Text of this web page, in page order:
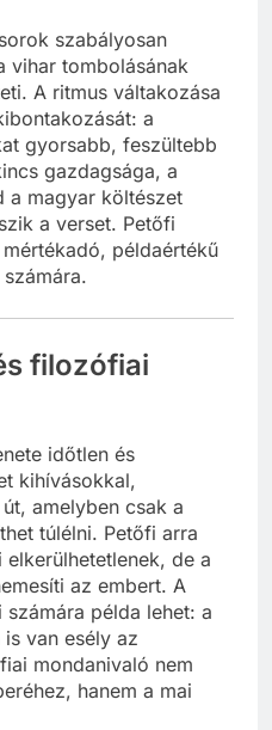
szabályosan
vihar tombolásának
A ritmus váltakozása
a
gyorsabb, feszültebb
gazdagsága, a
a magyar költészet
a verset. Petőfi
példaértékű
filozófiai
időtlen és
kihívásokkal,
amelyben csak a
túlélni. Petőfi arra
de a
az embert. A
példa lehet: a
van esély az
mondanivaló nem
hanem a mai